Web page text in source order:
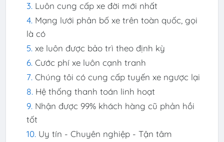
Luôn cung cấp xe đời mới nhất
Mạng lưới phân bố xe trên toàn quốc, gọi
là có
xe luôn được bảo trì theo định kỳ
Cước phí xe luôn cạnh tranh
Chúng tôi có cung cấp tuyến xe ngược lại
Hệ thống thanh toán linh hoạt
Nhận được 99% khách hàng cũ phản hồi
tốt
Uy tín - Chuyên nghiệp - Tận tâm